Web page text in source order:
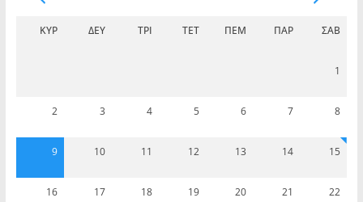
ΚΥΡ ΔΕΥ ΤΡΊ ΤΕΤ ΠΈΜ ΠΑΡ ΣΆΒ
1
2 3 4 5 6 7 8
9 10 11 12 13 14 15
16 17 18 19 20 21 22